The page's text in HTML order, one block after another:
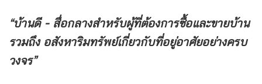
“บ้านดี - สื่อกลางสำหรับผู้ที่ต้องการซื้อและขายบ้าน
รวมถึง อสังหาริมทรัพย์เกี่ยวกับที่อยู่อาศัยอย่างครบ
วงจร”